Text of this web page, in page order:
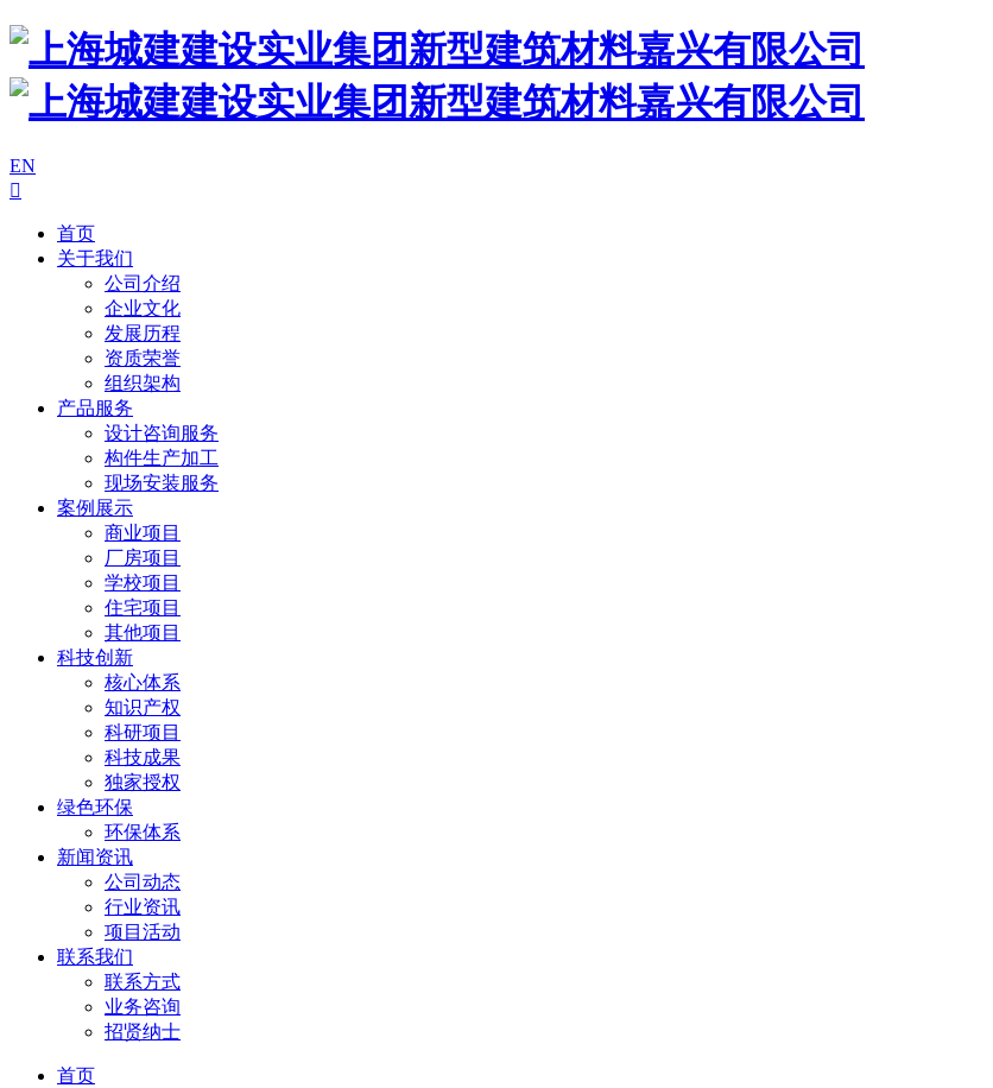
EN

首页
关于我们
公司介绍
企业文化
发展历程
资质荣誉
组织架构
产品服务
设计咨询服务
构件生产加工
现场安装服务
案例展示
商业项目
厂房项目
学校项目
住宅项目
其他项目
科技创新
核心体系
知识产权
科研项目
科技成果
独家授权
绿色环保
环保体系
新闻资讯
公司动态
行业资讯
项目活动
联系我们
联系方式
业务咨询
招贤纳士
首页